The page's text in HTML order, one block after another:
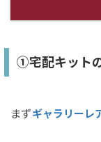
①宅配キット
まずギャラリーレ